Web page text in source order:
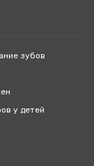
зубов
у детей